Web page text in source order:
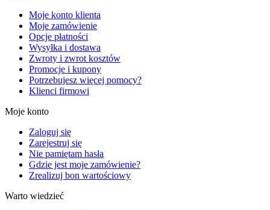
Moje konto klienta
Moje zamówienie
Opcje płatności
Wysyłka i dostawa
Zwroty i zwrot kosztów
Promocje i kupony
Potrzebujesz więcej pomocy?
Klienci firmowi
Moje konto
Zaloguj się
Zarejestruj się
Nie pamiętam hasła
Gdzie jest moje zamówienie?
Zrealizuj bon wartościowy
Warto wiedzieć